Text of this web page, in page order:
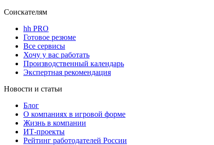
Соискателям
hh PRO
Готовое резюме
Все сервисы
Хочу у вас работать
Производственный календарь
Экспертная рекомендация
Новости и статьи
Блог
О компаниях в игровой форме
Жизнь в компании
ИТ-проекты
Рейтинг работодателей России